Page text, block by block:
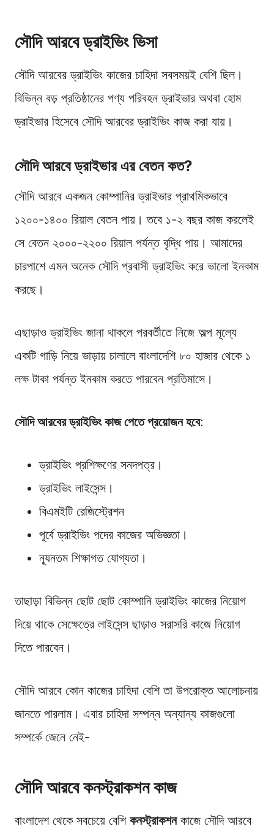
সৌদি আরবে ড্রাইভিং ভিসা
সৌদি আরবের ড্রাইভিং কাজের চাহিদা সবসময়ই বেশি ছিল।
বিভিন্ন বড় প্রতিষ্ঠানের পণ্য পরিবহন ড্রাইভার অথবা হোম
ড্রাইভার হিসেবে সৌদি আরবের ড্রাইভিং কাজ করা যায়।
সৌদি আরবে ড্রাইভার এর বেতন কত?
সৌদি আরবে একজন কোম্পানির ড্রাইভার প্রাথমিকভাবে
১২০০-১৪০০ রিয়াল বেতন পায়। তবে ১-২ বছর কাজ করলেই
সে বেতন ২০০০-২২০০ রিয়াল পর্যন্ত বৃদ্ধি পায়। আমাদের
চারপাশে এমন অনেক সৌদি প্রবাসী ড্রাইভিং করে ভালো ইনকাম
করছে।
এছাড়াও ড্রাইভিং জানা থাকলে পরবর্তীতে নিজে অল্প মূল্যে
একটি গাড়ি নিয়ে ভাড়ায় চালালে বাংলাদেশি ৮০ হাজার থেকে ১
লক্ষ টাকা পর্যন্ত ইনকাম করতে পারবেন প্রতিমাসে।
সৌদি আরবের ড্রাইভিং কাজ পেতে প্রয়োজন হবে:
ড্রাইভিং প্রশিক্ষণের সনদপত্র।
ড্রাইভিং লাইসেন্স।
বিএমইটি রেজিস্ট্রেশন
পূর্বে ড্রাইভিং পদের কাজের অভিজ্ঞতা।
ন্যূনতম শিক্ষাগত যোগ্যতা।
তাছাড়া বিভিন্ন ছোট ছোট কোম্পানি ড্রাইভিং কাজের নিয়োগ
দিয়ে থাকে সেক্ষেত্রে লাইসেন্স ছাড়াও সরাসরি কাজে নিয়োগ
দিতে পারবেন।
সৌদি আরবে কোন কাজের চাহিদা বেশি তা উপরোক্ত আলোচনায়
জানতে পারলাম। এবার চাহিদা সম্পন্ন অন্যান্য কাজগুলো
সম্পর্কে জেনে নেই-
সৌদি আরবে কনস্ট্রাকশন কাজ
বাংলাদেশ থেকে সবচেয়ে বেশি কনস্ট্রাকশনকাজে সৌদি আরবে